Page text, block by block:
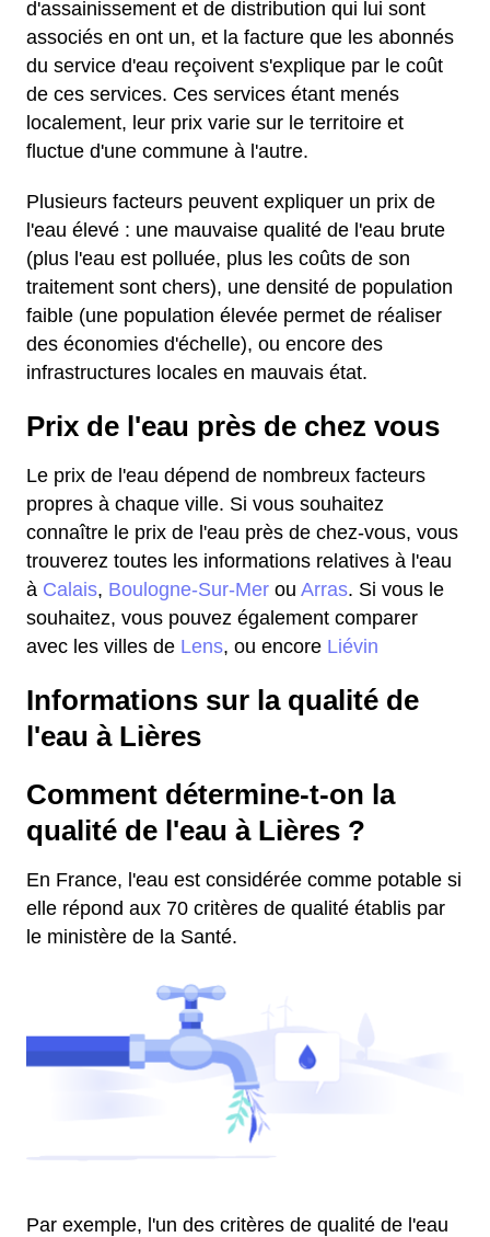
d'assainissement et de distribution qui lui sont
associés en ont un, et la facture que les abonnés
du service d'eau reçoivent s'explique par le coût
de ces services. Ces services étant menés
localement, leur prix varie sur le territoire et
fluctue d'une commune à l'autre.
Plusieurs facteurs peuvent expliquer un prix de
l'eau élevé : une mauvaise qualité de l'eau brute
(plus l'eau est polluée, plus les coûts de son
traitement sont chers), une densité de population
faible (une population élevée permet de réaliser
des économies d'échelle), ou encore des
infrastructures locales en mauvais état.
Prix de l'eau près de chez vous
Le prix de l'eau dépend de nombreux facteurs
propres à chaque ville. Si vous souhaitez
connaître le prix de l'eau près de chez-vous, vous
trouverez toutes les informations relatives à l'eau
à Calais, Boulogne-Sur-Mer ou Arras. Si vous le
souhaitez, vous pouvez également comparer
avec les villes de Lens, ou encore Liévin
Informations sur la qualité de
l'eau à Lières
Comment détermine-t-on la
qualité de l'eau à Lières ?
En France, l'eau est considérée comme potable si
elle répond aux 70 critères de qualité établis par
le ministère de la Santé.
Par exemple, l'un des critères de qualité de l'eau